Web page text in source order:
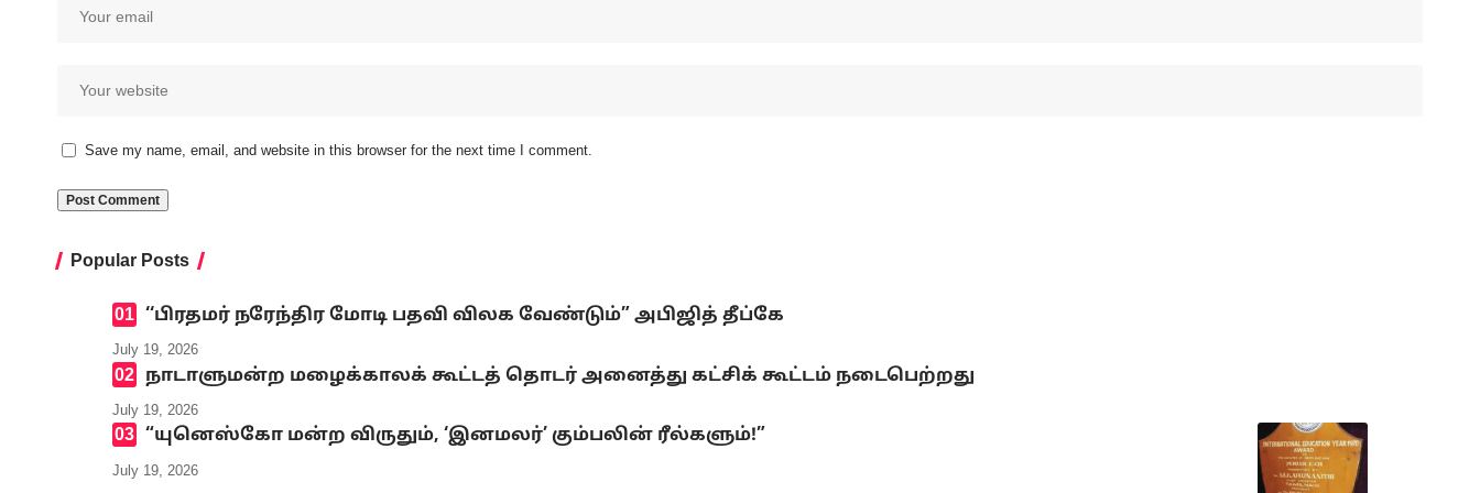
Save my name, email, and website in this browser for the next time I comment.
Popular Posts
‘‘பிரதமர் நரேந்திர மோடி பதவி விலக வேண்டும்” அபிஜித் தீப்கே
July 19, 2026
நாடாளுமன்ற மழைக்காலக் கூட்டத் தொடர் அனைத்து கட்சிக் கூட்டம் நடைபெற்றது
July 19, 2026
“யுனெஸ்கோ மன்ற விருதும், ‘இனமலர்’ கும்பலின் ரீல்களும்!”
July 19, 2026